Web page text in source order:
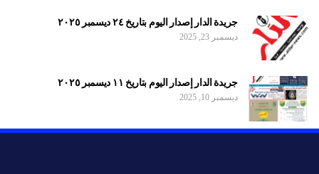
جريدة الدار إصدار اليوم بتاريخ ٢٤ ديسمبر ٢٠٢٥
ديسمبر 23, 2025
جريدة الدار إصدار اليوم بتاريخ ١١ ديسمبر ٢٠٢٥
ديسمبر 10, 2025